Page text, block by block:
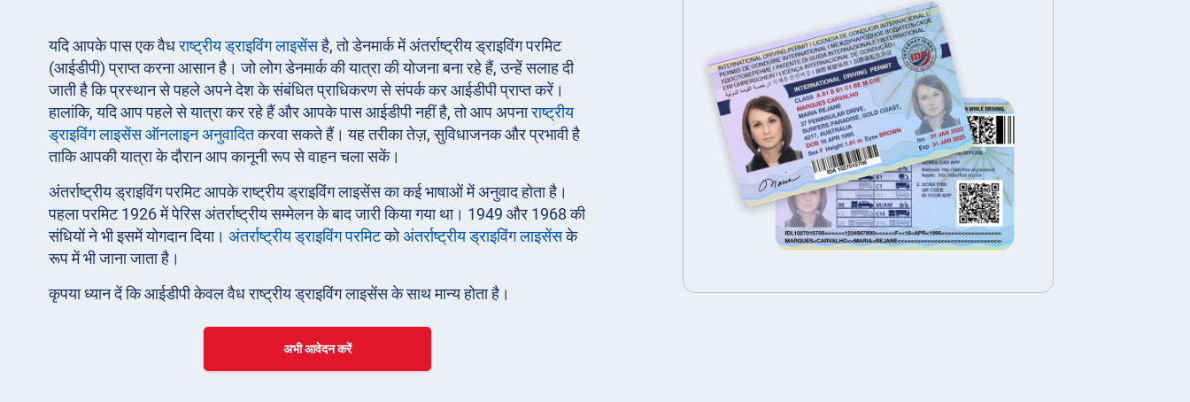
यदि आपके पास एक वैधराष्ट्रीय ड्राइविंग लाइसेंसहै, तो डेनमार्क में अंतर्राष्ट्रीय ड्राइविंग परमिट
(आईडीपी) प्राप्त करना आसान है। जो लोग डेनमार्क की यात्रा की योजना बना रहे हैं, उन्हें सलाह दी
जाती है कि प्रस्थान से पहले अपने देश के संबंधित प्राधिकरण से संपर्क कर आईडीपी प्राप्त करें।
हालांकि, यदि आप पहले से यात्रा कर रहे हैं और आपके पास आईडीपी नहीं है, तो आप अपनाराष्ट्रीय
ड्राइविंग लाइसेंस ऑनलाइन अनुवादितकरवा सकते हैं। यह तरीका तेज़, सुविधाजनक और प्रभावी है
ताकि आपकी यात्रा के दौरान आप कानूनी रूप से वाहन चला सकें।
अंतर्राष्ट्रीय ड्राइविंग परमिट आपके राष्ट्रीय ड्राइविंग लाइसेंस का कई भाषाओं में अनुवाद होता है।
पहला परमिट 1926 में पेरिस अंतर्राष्ट्रीय सम्मेलन के बाद जारी किया गया था। 1949 और 1968 की
संधियों ने भी इसमें योगदान दिया। अंतर्राष्ट्रीय ड्राइविंग परमिटकोअंतर्राष्ट्रीय ड्राइविंग लाइसेंसके
रूप में भी जाना जाता है।
कृपया ध्यान दें कि आईडीपी केवल वैध राष्ट्रीय ड्राइविंग लाइसेंस के साथ मान्य होता है।
अभी आवेदन करें